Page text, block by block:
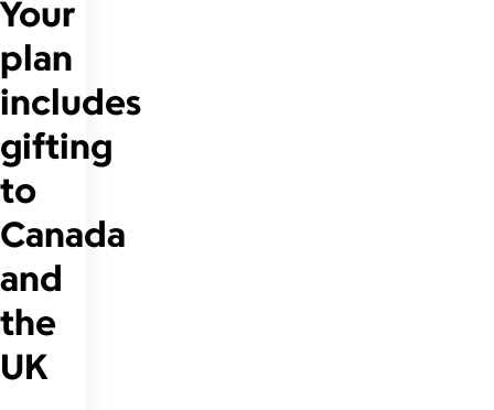
Your
plan
includes
gifting
to
Canada
and
the
UK